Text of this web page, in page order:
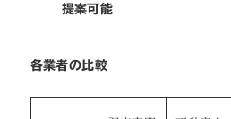
提案可能
各業者の比較